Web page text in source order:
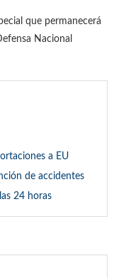
que permanecerá
Nacional
a EU
de accidentes
24 horas